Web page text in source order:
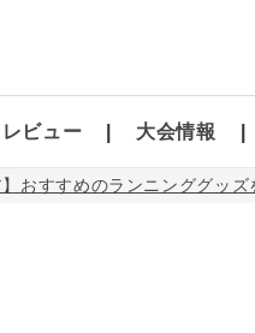
レビュー 大会情報
おすすめのランニンググッズ